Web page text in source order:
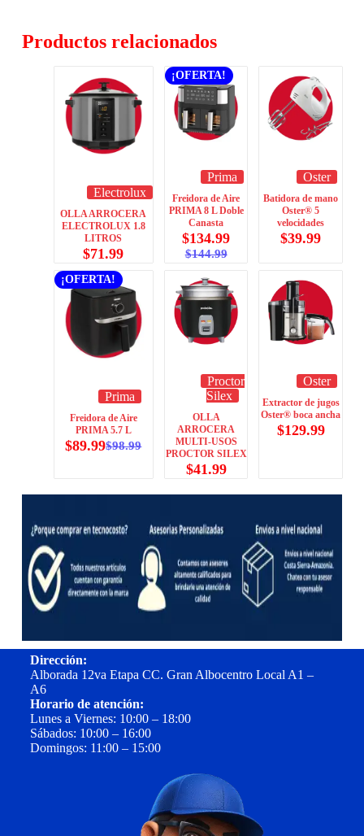
Productos relacionados
Electrolux
OLLA ARROCERA
ELECTROLUX 1.8
LITROS
$71.99
¡OFERTA!
Prima
Freidora de Aire
PRIMA 8 L Doble
Canasta
$144.99
$134.99
Oster
Batidora de mano
Oster® 5
velocidades
$39.99
¡OFERTA!
Prima
Freidora de Aire
PRIMA 5.7 L
$98.99
$89.99
Proctor
Silex
OLLA
ARROCERA
MULTI-USOS
PROCTOR SILEX
$41.99
Oster
Extractor de jugos
Oster® boca ancha
$129.99
Dirección:
Alborada 12va Etapa CC. Gran Albocentro Local A1 –
A6
Horario de atención:
Lunes a Viernes: 10:00 – 18:00
Sábados: 10:00 – 16:00
Domingos: 11:00 – 15:00